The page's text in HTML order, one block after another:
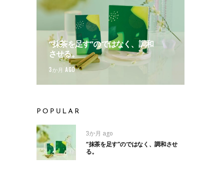
“抹茶を足す”のではなく、調和
させる。
3か月 AGO
POPULAR
3か月 ago
“抹茶を足す”のではなく、調和させ
る。